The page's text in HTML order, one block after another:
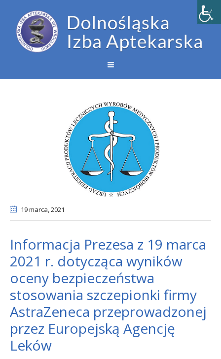
19 marca, 2021
Informacja Prezesa z 19 marca
2021 r. dotycząca wyników
oceny bezpieczeństwa
stosowania szczepionki firmy
AstraZeneca przeprowadzonej
przez Europejską Agencję
Leków